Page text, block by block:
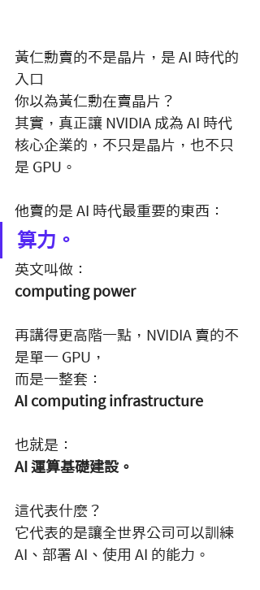
黃仁勳賣的不是晶片，是 AI 時代的
入口
你以為黃仁勳在賣晶片？
其實，真正讓 NVIDIA 成為 AI 時代
核心企業的，不只是晶片，也不只
是 GPU。
他賣的是 AI 時代最重要的東西：
算力。
英文叫做：
computing power
再講得更高階一點，NVIDIA 賣的不
是單一 GPU，
而是一整套：
AI computing infrastructure
也就是：
AI 運算基礎建設。
這代表什麼？
它代表的是讓全世界公司可以訓練
AI、部署 AI、使用 AI 的能力。